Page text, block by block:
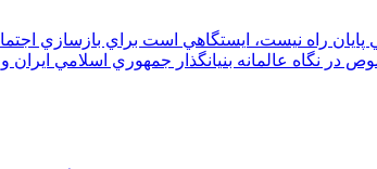
راه نيست، ايستگاهي است براي بازسازي
در نگاه عالمانه بنيانگذار جمهوري اسلامي